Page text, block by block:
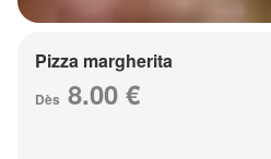
Pizza margherita
Dès 8.00 €